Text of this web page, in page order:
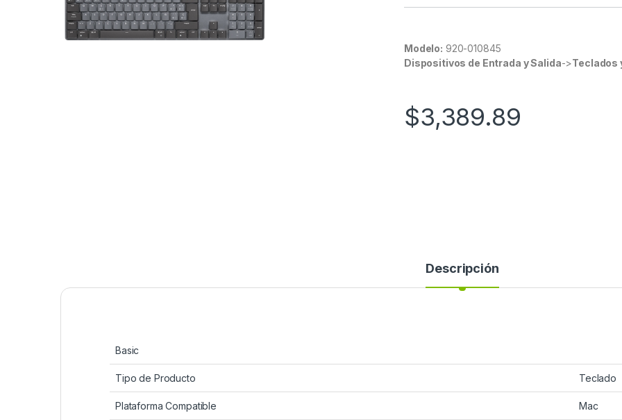
Modelo: 920-010845
Dispositivos de Entrada y Salida->Teclados
$3,389.89
Descripción
Basic
Tipo de Producto Teclado
Plataforma Compatible Mac